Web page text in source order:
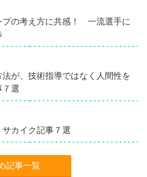
プの考え方に共感！ 一流選手に
が、技術指導ではなく人間性を
７選
カイク記事７選
記事一覧